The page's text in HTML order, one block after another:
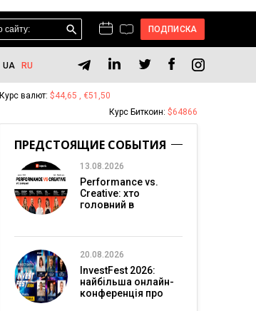
ПОДПИСКА
UA RU
Курс валют: $44,65 , €51,50
Курс Биткоин: $64866
ПРЕДСТОЯЩИЕ СОБЫТИЯ
13.08.2026
Performance vs.
Creative: хто
головний в
20.08.2026
InvestFest 2026:
найбільша онлайн-
конференція про